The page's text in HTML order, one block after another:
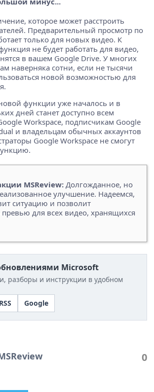
которое может расстроить
Предварительный просмотр по
только для новых видео. К
не будет работать для видео,
в вашем Google Drive. У многих
наверняка сотни, если не тысячи
новой возможностью для
функции уже началось и в
дней станет доступно всем
Workspace, подписчикам Google
и владельцам обычных аккаунтов
Google Workspace не смогут
MSReview: Долгожданное, но
улучшение. Надеемся,
ситуацию и позволит
превью для всех видео, хранящихся
Microsoft
разборы и инструкции в удобном
RSS Google
0